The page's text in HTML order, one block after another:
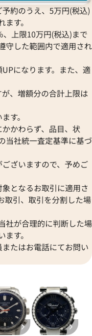
年7月9日時点の参考買
ール エクストラプレ
レザー ネイビー
円
年2月27日時点の参考
約のうえ、5万円(税込)
す。
上限10万円(税込)まで
守した範囲内で適用され
になります。また、適
、増額分の合計上限は
す。
かわらず、品目、状
当社統一査定基準に基づ
ざいますので、予めご
となるお取引に適用さ
取引、取引を分割した場
社が合理的に判断した場
す。
たはお電話にてお問い